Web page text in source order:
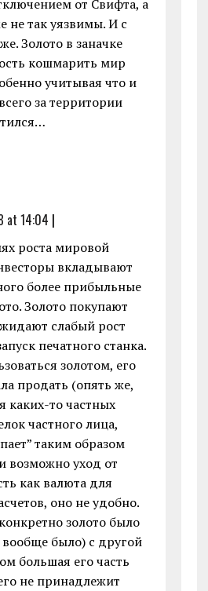
от Свифта, а
не так уязвимы. И с
Золото в заначке
кошмарить мир
учитывая что и
за территории
at 14:04 |
роста мировой
вкладывают
более прибыльные
Золото покупают
слабый рост
печатного станка.
золотом, его
продать (опять же,
каких-то частных
частного лица,
таким образом
возможно уход от
как валюта для
оно не удобно.
золото было
вообще было) с другой
большая его часть
не принадлежит